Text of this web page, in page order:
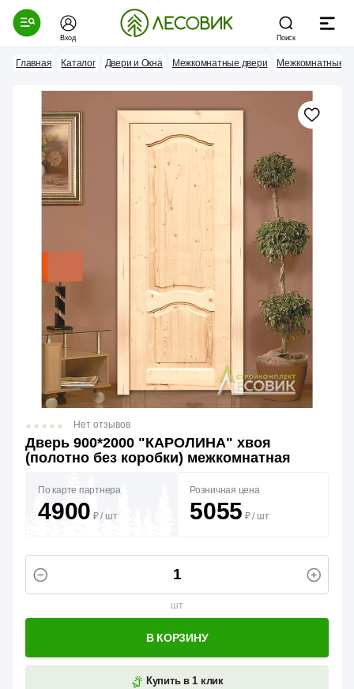
Вход Поиск
Главная Каталог Двери и Окна Межкомнатные двери Межкомнатные
Дверь 900*2000 "КАРОЛИНА" хвоя
(полотно без коробки) межкомнатная
Нет отзывов
По карте партнера
4900 ₽/ шт
Розничная цена
5055 ₽/ шт
шт
Купить в 1 клик
В КОРЗИНУ